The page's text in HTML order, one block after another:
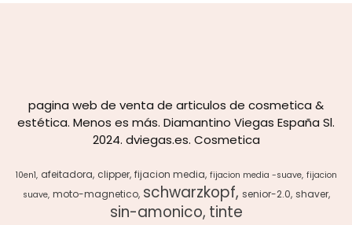
pagina web de venta de articulos de cosmetica &
estética. Menos es más. Diamantino Viegas España Sl.
2024. dviegas.es. Cosmetica
10en1 afeitadora clipper fijacion media fijacion media -suave fijacion
suave moto-magnetico schwarzkopf senior-2.0 shaver
sin-amonico tinte